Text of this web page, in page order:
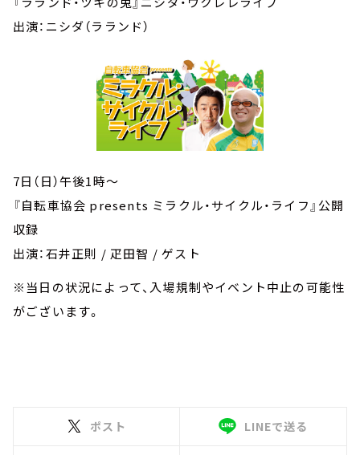
出演：ニシダ（ラランド）
7日（日）午後1時～
『自転車協会 presents ミラクル・サイクル・ライフ』公開
収録
出演：石井正則 / 疋田智 / ゲスト
※当日の状況によって、入場規制やイベント中止の可能性
がございます。
ポスト LINEで送る